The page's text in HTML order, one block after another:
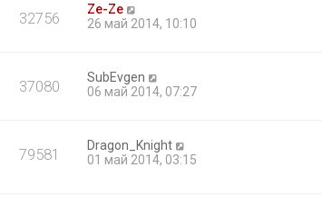
32756
Ze-Ze
26 май 2014, 10:10
37080
SubEvgen
06 май 2014, 07:27
79581
Dragon_Knight
01 май 2014, 03:15